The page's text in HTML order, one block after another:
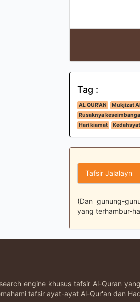
Tag :
AL QUR'AN Mukjizat
Rusaknya
Hari kiamat
Tafsir Jalalayn
(Dan gunung-
yang terhambur-
engine khusus tafsir Al-Quran
tafsir ayat-ayat Al-Qur'an dan